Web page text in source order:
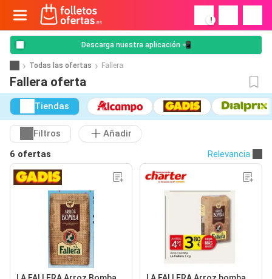
!
Descarga nuestra aplicación 📲
Todas las ofertas Fallera
Fallera oferta
Tiendas
Filtros
Añadir
6 ofertas
Relevancia